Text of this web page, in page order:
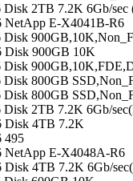
2TB 7.2K 6Gb/sec
E-X4041B-R6
Disk 900GB 10K
800GB
800GB
2TB 7.2K 6Gb/
Disk 4TB 7.2K
495
E-X4048A-R6
4TB 7.2K 6Gb/